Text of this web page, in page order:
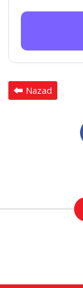
Nazad